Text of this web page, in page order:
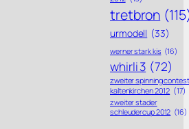
tretbron
urmodell (33)
werner stark kis (16)
whirli 3 (72)
zweiter spinning contest
kaltenkirchen 2012 (17)
zweiter stader
schleudercup 2012 (16)